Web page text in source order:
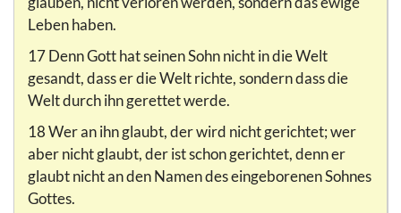
Leben haben.
17 Denn Gott hat seinen Sohn nicht in die Welt
gesandt, dass er die Welt richte, sondern dass die
Welt durch ihn gerettet werde.
18 Wer an ihn glaubt, der wird nicht gerichtet; wer
aber nicht glaubt, der ist schon gerichtet, denn er
glaubt nicht an den Namen des eingeborenen Sohnes
Gottes.